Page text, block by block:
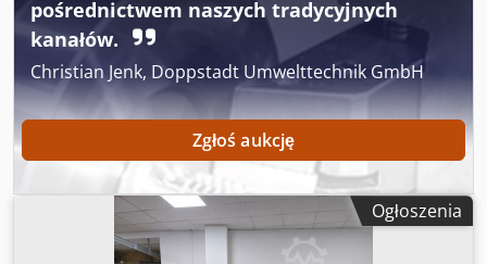
pośrednictwem naszych tradycyjnych
kanałów.
Christian Jenk, Doppstadt Umwelttechnik GmbH
Zgłoś aukcję
Ogłoszenia